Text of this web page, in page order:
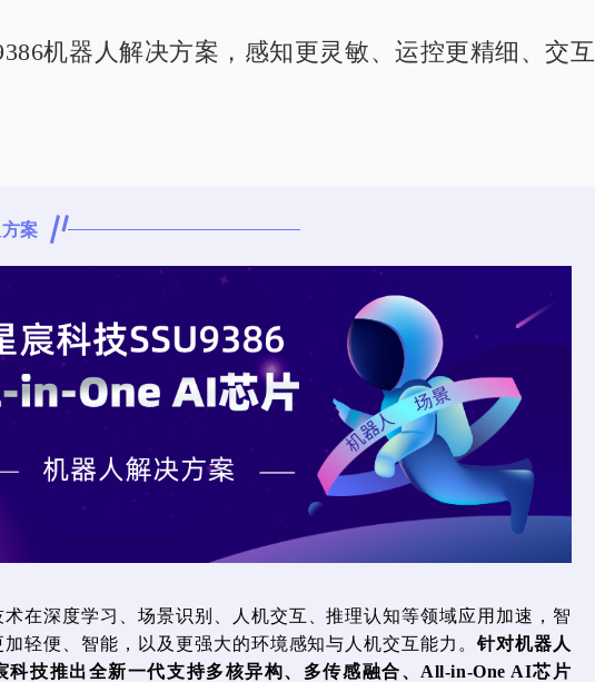
机器人解决方案，感知更灵敏、运控更精细、交互
案
术在深度学习、场景识别、人机交互、推理认知等领域应用加速，智
加轻便、智能，以及更强大的环境感知与人机交互能力。针对机器人
科技推出全新一代支持多核异构、多传感融合、All-in-One AI芯片